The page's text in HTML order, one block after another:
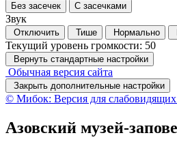
Без засечек С засечками
Звук
Отключить Тише Нормально
Текущий уровень громкости: 50
Вернуть стандартные настройки
Обычная версия сайта
Закрыть дополнительные настройки
© Мибок: Версия для слабовидящих
Азовский музей-